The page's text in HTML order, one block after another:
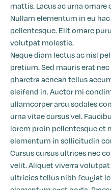
mattis. Lacus ac urna
Nullam elementum in eu
pellentesque. Elit ornare
volutpat molestie.
Neque diam lectus ac nisl
pretium. Sed mauris erat
pharetra aenean tellus
eleifend in. Auctor mi
ullamcorper arcu sodales
urna vitae cursus vel.
lorem proin pellentesque et
elementum in sollicitudin
Cursus cursus ultrices nec
velit. Aliquet viverra
ultricies tellus nibh feugiat